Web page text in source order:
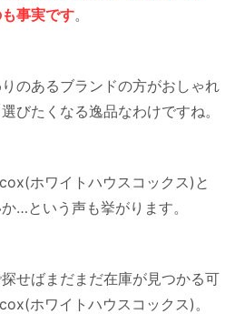
事実です。
のあるブランドの方がおしゃれ
びたくなる逸品なわけですね。
ホワイトハウスコックス)と
…という声も挙がります。
せばまだまだ在庫が見つかる可
ホワイトハウスコックス)。